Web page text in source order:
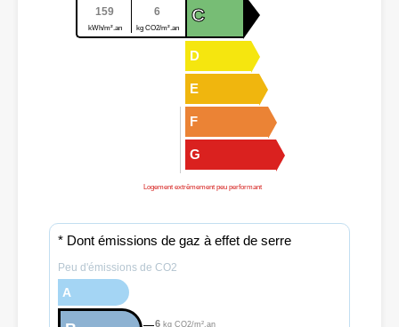
159
kWh/m².an
6
kg CO2/m².an
C
D
E
F
G
Logement extrêmement peu performant
* Dont émissions de gaz à effet de serre
Peu d'émissions de CO2
A
6 kg CO2/m².an